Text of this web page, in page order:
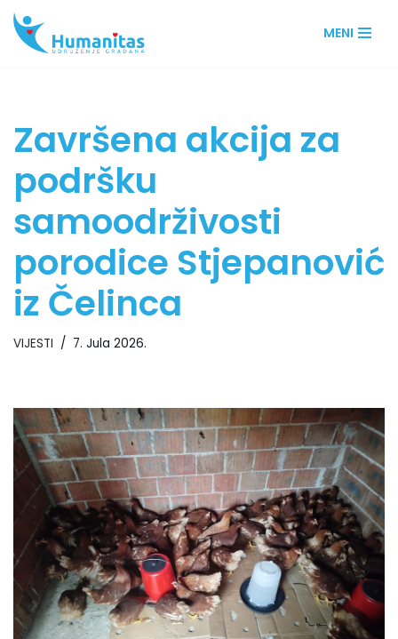
Skip
MENI
Završena akcija za
podršku
samoodrživosti
porodice Stjepanović
iz Čelinca
VIJESTI 7. Jula 2026.